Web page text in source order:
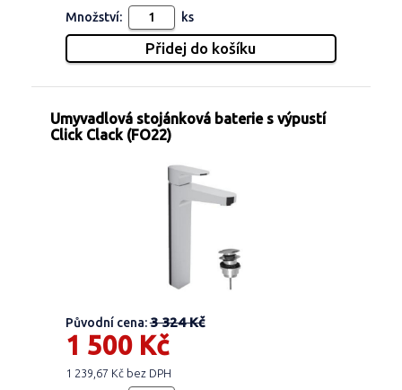
Množství: ks
Umyvadlová stojánková baterie s výpustí
Click Clack (FO22)
Původní cena:3 324 Kč
1 500 Kč
1 239,67 Kč bez DPH